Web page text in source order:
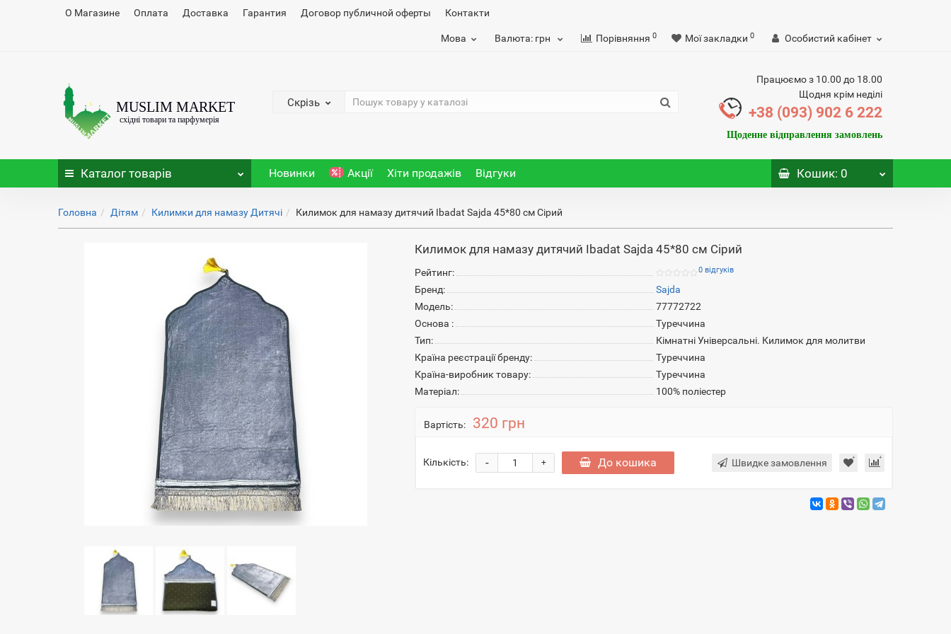
О Магазине Оплата Доставка Гарантия Договор публичной оферты Контакти
Мова Валюта: грн Порівняння 0 Мої закладки 0 Особистий кабінет
Скрізь
Працюємо з 10.00 до 18.00
Щодня крім неділі
+38 (093) 902 6 222
Щоденне відправлення замовлень
Каталог товарів Новинки Акції Хіти продажів Відгуки Кошик: 0
Головна Дітям Килимки для намазу Дитячі Килимок для намазу дитячий Ibadat Sajda 45*80 см Сірий
Килимок для намазу дитячий Ibadat Sajda 45*80 см Сірий
Рейтинг: 0 відгуків
Бренд:
Sajda
Модель:
77772722
Основа :
Туреччина
Тип:
Кімнатні Універсальні. Килимок для молитви
Країна реєстрації бренду:
Туреччина
Країна-виробник товару:
Туреччина
Матеріал:
100% поліестер
Вартість: 320 грн
Кількість: +
- До кошика Швидке замовлення